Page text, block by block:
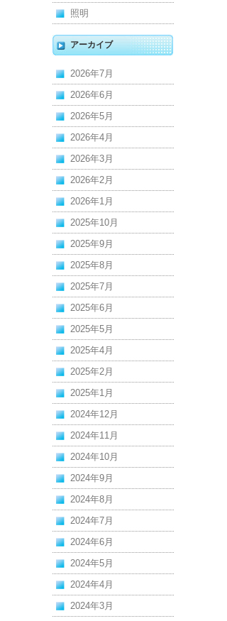
照明
アーカイブ
2026年7月
2026年6月
2026年5月
2026年4月
2026年3月
2026年2月
2026年1月
2025年10月
2025年9月
2025年8月
2025年7月
2025年6月
2025年5月
2025年4月
2025年2月
2025年1月
2024年12月
2024年11月
2024年10月
2024年9月
2024年8月
2024年7月
2024年6月
2024年5月
2024年4月
2024年3月